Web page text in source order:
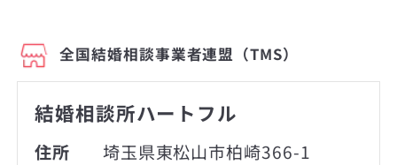
全国結婚相談事業者連盟（TMS）
結婚相談所ハートフル
住所
埼玉県東松山市柏崎366-1